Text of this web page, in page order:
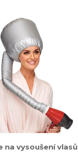
na vysoušení vlasů